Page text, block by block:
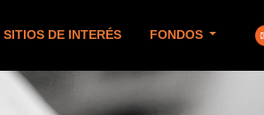
SITIOS DE INTERÉS FONDOS